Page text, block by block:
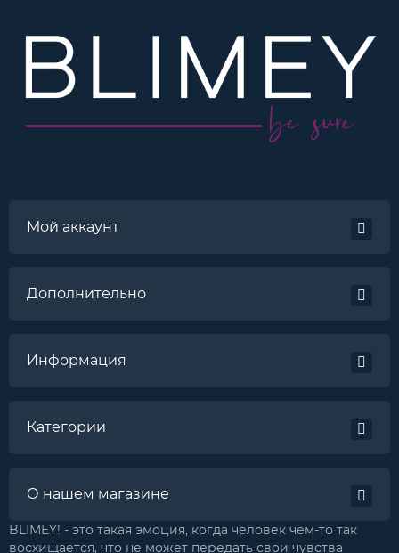
Мой аккаунт
Дополнительно
Информация
Категории
О нашем магазине
BLIMEY! - это такая эмоция, когда человек чем-то так
восхищается, что не может передать свои чувства